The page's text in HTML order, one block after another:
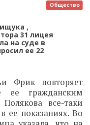
Общество
,
31 лицея
на суде в
ее 22
Фрик повторяет
ее гражданским
все-таки
ее показаниях. Во